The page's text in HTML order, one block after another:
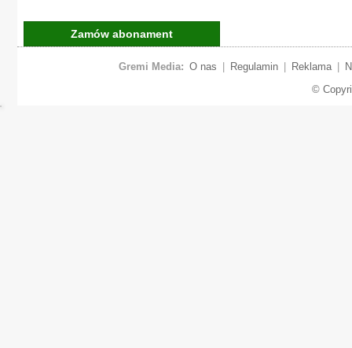
Zamów abonament
Gremi Media: O nas Regulamin Reklama
©